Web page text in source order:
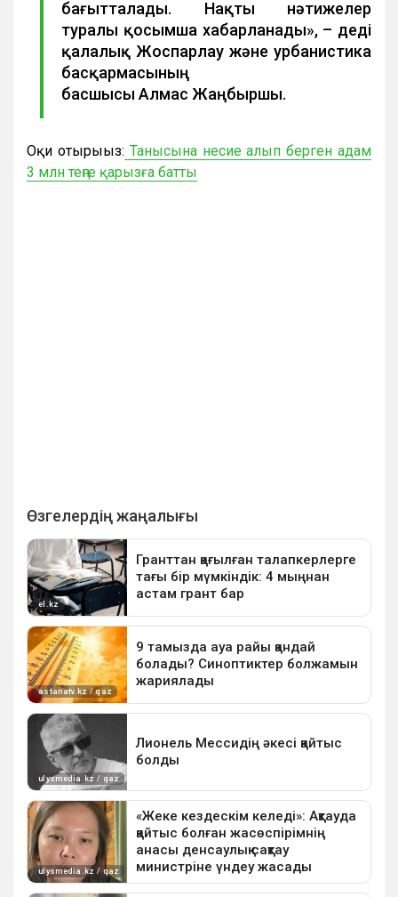
бағытталады. Нақты нәтижелер
туралы қосымша хабарланады», – деді
қалалық Жоспарлау және урбанистика
басқармасының
басшысы Алмас Жаңбыршы.
Оқи отырыңыз: Танысына несие алып берген адам
3 млн теңге қарызға батты